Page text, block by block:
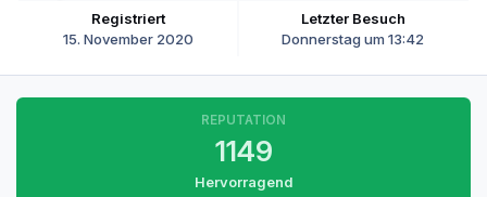
Registriert
15. November 2020
Letzter Besuch
Donnerstag um 13:42
REPUTATION
1149
Hervorragend